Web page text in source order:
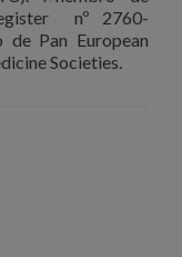
nº 2760-
Pan European
Societies.